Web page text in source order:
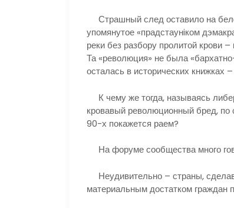
Страшный след оставило на
упомянутое «прадстаунiком
реки без разбору пролитой крови
Та «революция» не была
осталась в исторических книжках
К чему же тогда, называясь
кровавый революционный бред, по
90-х покажется раем?
На форуме сообщества много
Неудивительно – страны,
материальным достатком граждан